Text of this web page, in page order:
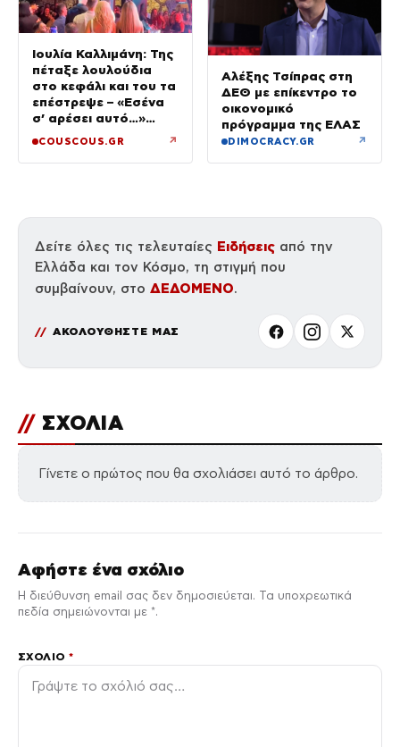
Ιουλία Καλλιμάνη: Της
πέταξε λουλούδια
στο κεφάλι και του τα
επέστρεψε – «Εσένα
σ’ αρέσει αυτό…»
(βίντεο)
COUSCOUS.GR ↗
Αλέξης Τσίπρας στη
ΔΕΘ με επίκεντρο το
οικονομικό
πρόγραμμα της ΕΛΑΣ
DIMOCRACY.GR ↗
Δείτε όλες τις τελευταίες Ειδήσεις από την
Ελλάδα και τον Κόσμο, τη στιγμή που
συμβαίνουν, στο ΔΕΔΟΜΕΝΟ.
ΑΚΟΛΟΥΘΗΣΤΕ ΜΑΣ
// ΣΧΟΛΙΑ
Γίνετε ο πρώτος που θα σχολιάσει αυτό το άρθρο.
Αφήστε ένα σχόλιο
Η διεύθυνση email σας δεν δημοσιεύεται. Τα υποχρεωτικά
πεδία σημειώνονται με *.
ΣΧΌΛΙΟ*